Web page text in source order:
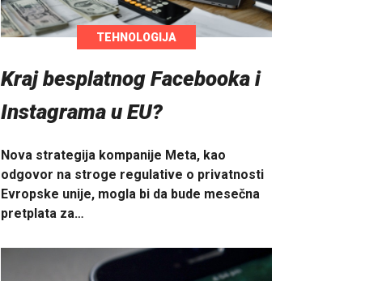
TEHNOLOGIJA
Kraj besplatnog Facebooka i
Instagrama u EU?
Nova strategija kompanije Meta, kao
odgovor na stroge regulative o privatnosti
Evropske unije, mogla bi da bude mesečna
pretplata za…